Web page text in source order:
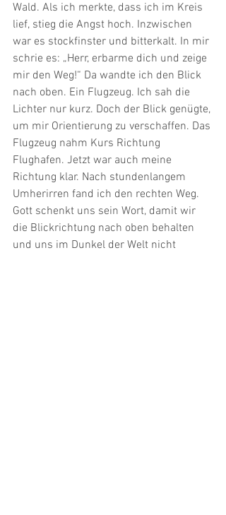
Wald. Als ich merkte, dass ich im Kreis
lief, stieg die Angst hoch. Inzwischen
war es stockfinster und bitterkalt. In mir
schrie es: „Herr, erbarme dich und zeige
mir den Weg!“ Da wandte ich den Blick
nach oben. Ein Flugzeug. Ich sah die
Lichter nur kurz. Doch der Blick genügte,
um mir Orientierung zu verschaffen. Das
Flugzeug nahm Kurs Richtung
Flughafen. Jetzt war auch meine
Richtung klar. Nach stundenlangem
Umherirren fand ich den rechten Weg.
Gott schenkt uns sein Wort, damit wir
die Blickrichtung nach oben behalten
und uns im Dunkel der Welt nicht